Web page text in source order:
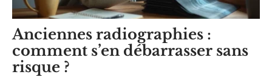
Anciennes radiographies :
comment s’en débarrasser sans
risque ?